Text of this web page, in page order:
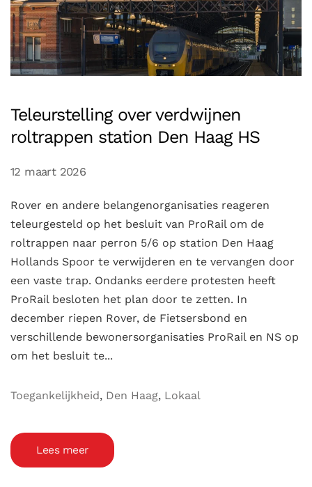
Teleurstelling over verdwijnen
roltrappen station Den Haag HS
12 maart 2026
Rover en andere belangenorganisaties reageren
teleurgesteld op het besluit van ProRail om de
roltrappen naar perron 5/6 op station Den Haag
Hollands Spoor te verwijderen en te vervangen door
een vaste trap. Ondanks eerdere protesten heeft
ProRail besloten het plan door te zetten. In
december riepen Rover, de Fietsersbond en
verschillende bewonersorganisaties ProRail en NS op
om het besluit te...
Toegankelijkheid, Den Haag, Lokaal
Lees meer